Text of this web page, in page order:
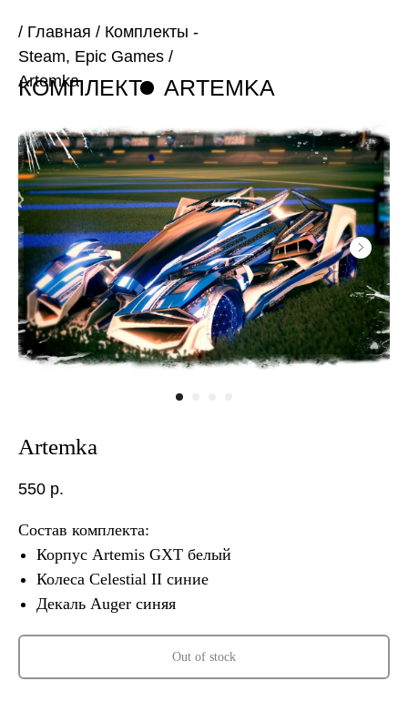
КОМПЛЕКТ
/ Главная / Комплекты -
Steam, Epic Games /
Artemka
ARTEMKA
Artemka
550 р.
Состав комплекта:
Корпус Artemis GXT белый
Колеса Celestial II синие
Декаль Auger синяя
Out of stock